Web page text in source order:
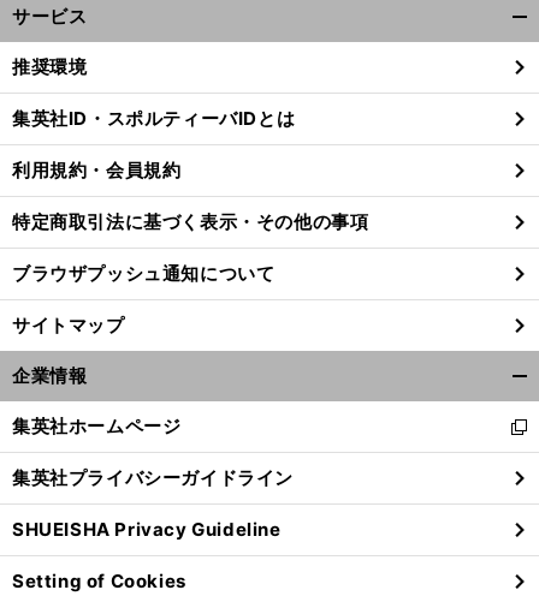
サービス
閉
る
推奨環境
集英社ID・スポルティーバIDとは
利用規約・会員規約
特定商取引法に基づく表示・その他の事項
ブラウザプッシュ通知について
サイトマップ
企業情報
閉
る
集英社ホームページ
新
し
い
ウ
ィ
ン
ド
集英社プライバシーガイドライン
SHUEISHA Privacy Guideline
Setting of Cookies